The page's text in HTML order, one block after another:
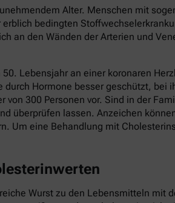
Alter. Menschen mit
bedingten
an den Wänden der Arterien und
Lebensjahr an einer koronaren
Hormone besser geschützt, bei
300 Personen vor. Sind in der
überprüfen lassen. Anzeichen
Um eine Behandlung mit
Wurst zu den Lebensmitteln mit